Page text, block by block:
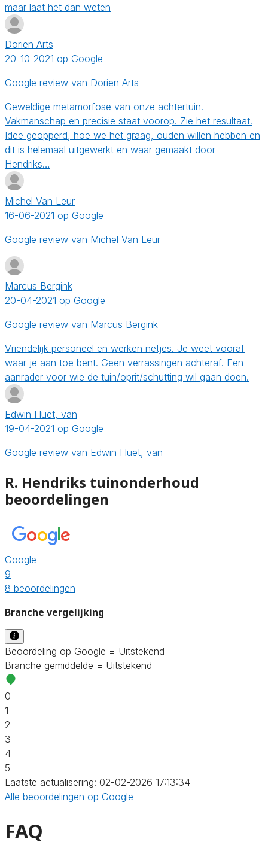
maar laat het dan weten
Dorien Arts
20-10-2021 op Google
Google review van Dorien Arts
Geweldige metamorfose van onze achtertuin.
Vakmanschap en precisie staat voorop. Zie het resultaat.
Idee geopperd, hoe we het graag, ouden willen hebben en
dit is helemaal uitgewerkt en waar gemaakt door
Hendriks…
Michel Van Leur
16-06-2021 op Google
Google review van Michel Van Leur
Marcus Bergink
20-04-2021 op Google
Google review van Marcus Bergink
Vriendelijk personeel en werken netjes. Je weet vooraf
waar je aan toe bent. Geen verrassingen achteraf. Een
aanrader voor wie de tuin/oprit/schutting wil gaan doen.
Edwin Huet, van
19-04-2021 op Google
Google review van Edwin Huet, van
R. Hendriks tuinonderhoud
beoordelingen
Google
9
8 beoordelingen
Branche vergelijking
Beoordeling op Google = Uitstekend
Branche gemiddelde = Uitstekend
0
1
2
3
4
5
Laatste actualisering: 02-02-2026 17:13:34
Alle beoordelingen op Google
FAQ